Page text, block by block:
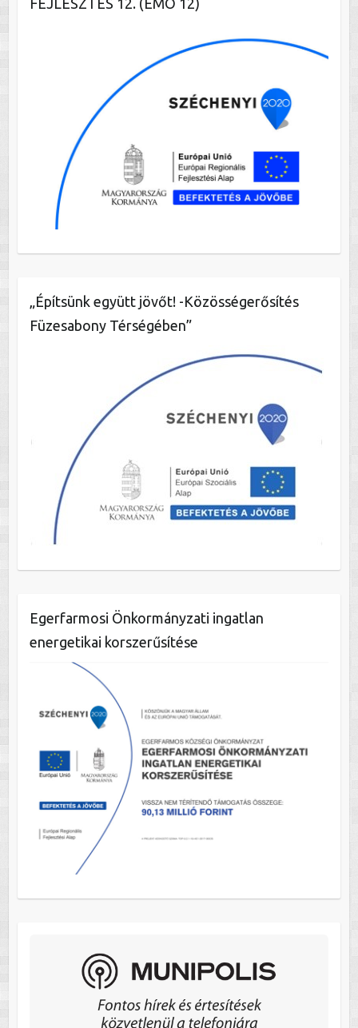
„Építsünk együtt jövőt! -Közösségerősítés
Füzesabony Térségében”
Egerfarmosi Önkormányzati ingatlan
energetikai korszerűsítése